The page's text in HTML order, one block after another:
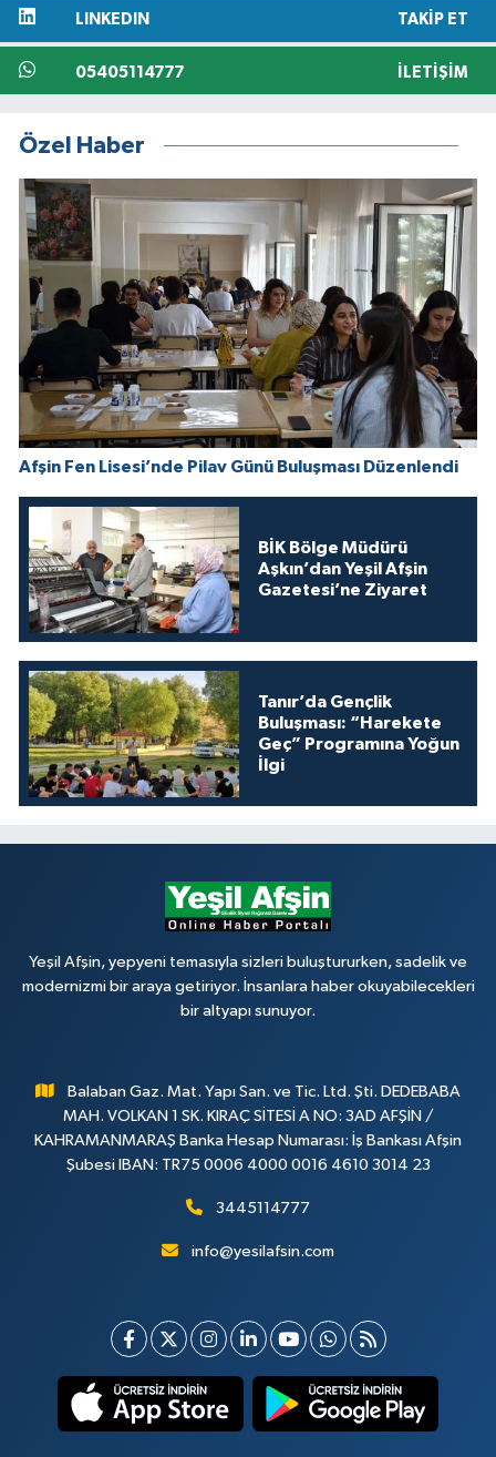
LINKEDIN TAKIP ET
05405114777 İLETIŞIM
Özel Haber
Afşin Fen Lisesi’nde Pilav Günü Buluşması Düzenlendi
BİK Bölge Müdürü
Aşkın’dan Yeşil Afşin
Gazetesi’ne Ziyaret
Tanır’da Gençlik
Buluşması: “Harekete
Geç” Programına Yoğun
İlgi
Yeşil Afşin, yepyeni temasıyla sizleri buluştururken, sadelik ve
modernizmi bir araya getiriyor. İnsanlara haber okuyabilecekleri
bir altyapı sunuyor.
Balaban Gaz. Mat. Yapı San. ve Tic. Ltd. Şti. DEDEBABA
MAH. VOLKAN 1 SK. KIRAÇ SİTESİ A NO: 3AD AFŞİN /
KAHRAMANMARAŞ Banka Hesap Numarası: İş Bankası Afşin
Şubesi IBAN: TR75 0006 4000 0016 4610 3014 23
3445114777
info@yesilafsin.com